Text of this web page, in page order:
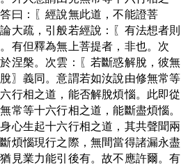
曰：
〖經說無此道，不能證菩
大疏，引般若經說： 〖 有法想者則
。有但釋為無上菩提者，非也。次
涅槃。次雲： 〖 若斷惑解脫，彼無
〗 義同。意謂若如汝說由修無常等
行相之道，能否解脫煩惱。此即從
常等十六行相之道，能斷盡煩惱。
心生起十六行相之道，其共聲聞兩
煩惱現行之際，無間當得諸漏永盡
見業力能引後有。故不應許爾。有